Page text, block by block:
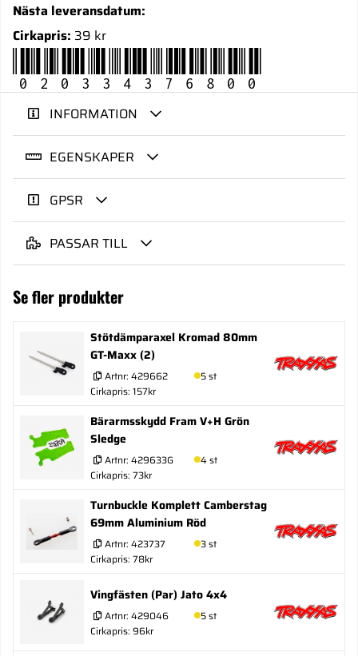
Nästa leveransdatum:
Cirkapris: 39 kr
020334376800
INFORMATION
EGENSKAPER
GPSR
PASSAR TILL
Se fler produkter
Stötdämparaxel Kromad 80mm
GT-Maxx (2)
Artnr: 429662
5 st
Cirkapris: 157kr
Bärarmsskydd Fram V+H Grön
Sledge
Artnr: 429633G
4 st
Cirkapris: 73kr
Turnbuckle Komplett Camberstag
69mm Aluminium Röd
Artnr: 423737
3 st
Cirkapris: 78kr
Vingfästen (Par) Jato 4x4
Artnr: 429046
5 st
Cirkapris: 96kr